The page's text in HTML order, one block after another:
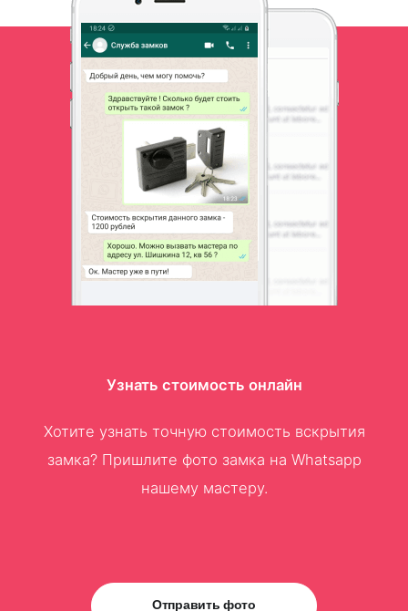
Узнать стоимость онлайн
Хотите узнать точную стоимость вскрытия
замка? Пришлите фото замка на Whatsapp
нашему мастеру.
Отправить фото